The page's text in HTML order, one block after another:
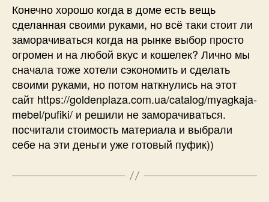
Конечно хорошо когда в доме есть вещь
сделанная своими руками, но всё таки стоит ли
заморачиваться когда на рынке выбор просто
огромен и на любой вкус и кошелек? Лично мы
сначала тоже хотели сэкономить и сделать
своими руками, но потом наткнулись на этот
сайт https://goldenplaza.com.ua/catalog/myagkaja-
mebel/pufiki/ и решили не заморачиваться.
посчитали стоимость материала и выбрали
себе на эти деньги уже готовый пуфик))